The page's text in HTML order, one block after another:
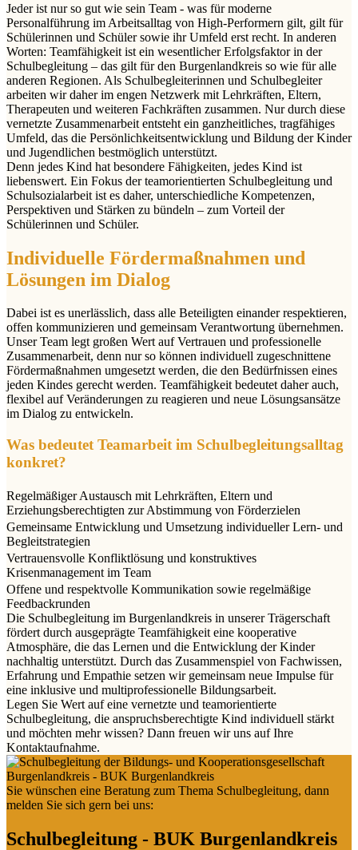
Jeder ist nur so gut wie sein Team - was für moderne
Personalführung im Arbeitsalltag von High-Performern gilt, gilt für
Schülerinnen und Schüler sowie ihr Umfeld erst recht. In anderen
Worten: Teamfähigkeit ist ein wesentlicher Erfolgsfaktor in der
Schulbegleitung – das gilt für den Burgenlandkreis so wie für alle
anderen Regionen. Als Schulbegleiterinnen und Schulbegleiter
arbeiten wir daher im engen Netzwerk mit Lehrkräften, Eltern,
Therapeuten und weiteren Fachkräften zusammen. Nur durch diese
vernetzte Zusammenarbeit entsteht ein ganzheitliches, tragfähiges
Umfeld, das die Persönlichkeitsentwicklung und Bildung der Kinder
und Jugendlichen bestmöglich unterstützt.
Denn jedes Kind hat besondere Fähigkeiten, jedes Kind ist
liebenswert. Ein Fokus der teamorientierten Schulbegleitung und
Schulsozialarbeit ist es daher, unterschiedliche Kompetenzen,
Perspektiven und Stärken zu bündeln – zum Vorteil der
Schülerinnen und Schüler.
Individuelle Fördermaßnahmen und
Lösungen im Dialog
Dabei ist es unerlässlich, dass alle Beteiligten einander respektieren,
offen kommunizieren und gemeinsam Verantwortung übernehmen.
Unser Team legt großen Wert auf Vertrauen und professionelle
Zusammenarbeit, denn nur so können individuell zugeschnittene
Fördermaßnahmen umgesetzt werden, die den Bedürfnissen eines
jeden Kindes gerecht werden. Teamfähigkeit bedeutet daher auch,
flexibel auf Veränderungen zu reagieren und neue Lösungsansätze
im Dialog zu entwickeln.
Was bedeutet Teamarbeit im Schulbegleitungsalltag
konkret?
Regelmäßiger Austausch mit Lehrkräften, Eltern und
Erziehungsberechtigten zur Abstimmung von Förderzielen
Gemeinsame Entwicklung und Umsetzung individueller Lern- und
Begleitstrategien
Vertrauensvolle Konfliktlösung und konstruktives
Krisenmanagement im Team
Offene und respektvolle Kommunikation sowie regelmäßige
Feedbackrunden
Die Schulbegleitung im Burgenlandkreis in unserer Trägerschaft
fördert durch ausgeprägte Teamfähigkeit eine kooperative
Atmosphäre, die das Lernen und die Entwicklung der Kinder
nachhaltig unterstützt. Durch das Zusammenspiel von Fachwissen,
Erfahrung und Empathie setzen wir gemeinsam neue Impulse für
eine inklusive und multiprofessionelle Bildungsarbeit.
Legen Sie Wert auf eine vernetzte und teamorientierte
Schulbegleitung, die anspruchsberechtigte Kind individuell stärkt
und möchten mehr wissen? Dann freuen wir uns auf Ihre
Kontaktaufnahme.
Sie wünschen eine Beratung zum Thema Schulbegleitung, dann
melden Sie sich gern bei uns:
Schulbegleitung - BUK Burgenlandkreis